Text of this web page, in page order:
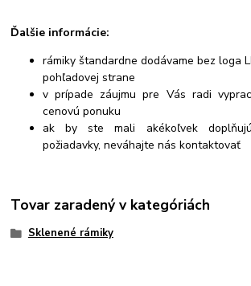
Ďalšie informácie:
rámiky štandardne dodávame bez loga
pohľadovej strane
v prípade záujmu pre Vás radi
cenovú ponuku
ak by ste mali akékoľvek
požiadavky, neváhajte nás kontaktovať
Tovar zaradený v kategóriách
Sklenené rámiky